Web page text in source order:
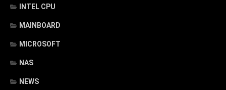
INTEL CPU
MAINBOARD
MICROSOFT
NAS
NEWS